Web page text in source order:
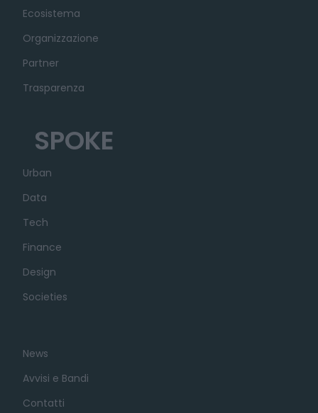
Ecosistema
Organizzazione
Partner
Trasparenza
SPOKE
Urban
Data
Tech
Finance
Design
Societies
News
Avvisi e Bandi
Contatti